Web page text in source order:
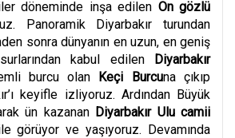
döneminde inşa edilen On gözlü
Panoramik Diyarbakır turundan
sonra dünyanın en uzun, en geniş
kabul edilen Diyarbakır
burcu olan Keçi Burcuna çıkıp
keyifle izliyoruz. Ardından Büyük
ün kazanan Diyarbakır Ulu camii
görüyor ve yaşıyoruz. Devamında